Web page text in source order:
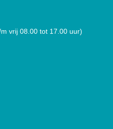
vrij 08.00 tot 17.00 uur)